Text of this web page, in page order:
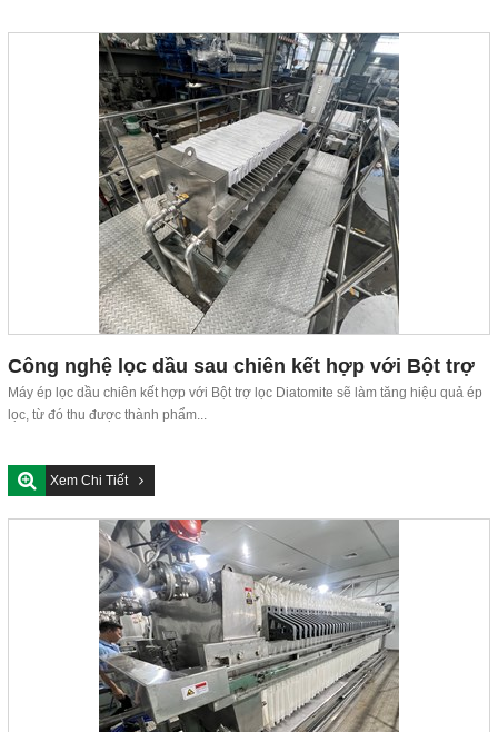
Công nghệ lọc dầu sau chiên kết hợp với Bột trợ
lọc Diatomite
Máy ép lọc dầu chiên kết hợp với Bột trợ lọc Diatomite sẽ làm tăng hiệu quả ép
lọc, từ đó thu được thành phẩm...
Xem Chi Tiết